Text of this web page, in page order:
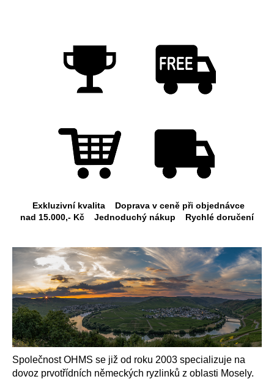
Exkluzivní kvalita Doprava v ceně při objednávce
nad 15.000,- Kč Jednoduchý nákup Rychlé doručení
Společnost OHMS se již od roku 2003 specializuje na
dovoz prvotřídních německých ryzlinků z oblasti Mosely.